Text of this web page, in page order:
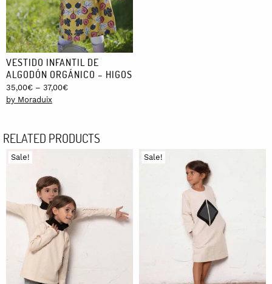
VESTIDO INFANTIL DE
ALGODÓN ORGÁNICO – HIGOS
35,00€ – 37,00€Price
37,00€
by Moraduix
RELATED PRODUCTS
Sale! Sale!